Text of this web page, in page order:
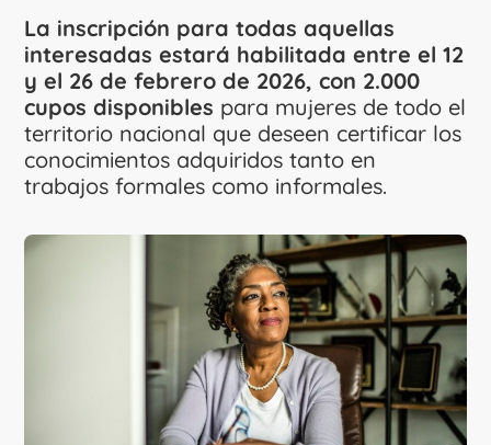
La inscripción para todas aquellas
interesadas estará habilitada entre el 12
y el 26 de febrero de 2026, con 2.000
cupos disponibles para mujeres de todo el
territorio nacional que deseen certificar los
conocimientos adquiridos tanto en
trabajos formales como informales.